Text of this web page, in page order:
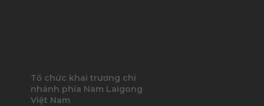
Tổ chức khai trương chi
nhánh phía Nam Laigong
Việt Nam